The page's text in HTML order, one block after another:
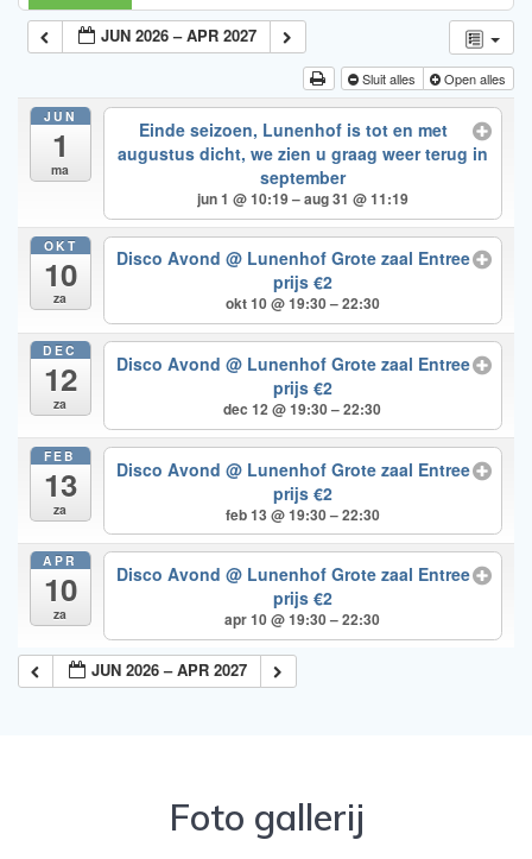
JUN 2026 – APR 2027
Sluit alles Open alles
JUN
1
ma
Einde seizoen, Lunenhof is tot en met
augustus dicht, we zien u graag weer terug in
september
jun 1 @ 10:19 – aug 31 @ 11:19
OKT
10
za
Disco Avond @ Lunenhof Grote zaal Entree
prijs €2
okt 10 @ 19:30 – 22:30
DEC
12
za
Disco Avond @ Lunenhof Grote zaal Entree
prijs €2
dec 12 @ 19:30 – 22:30
FEB
13
za
Disco Avond @ Lunenhof Grote zaal Entree
prijs €2
feb 13 @ 19:30 – 22:30
APR
10
za
Disco Avond @ Lunenhof Grote zaal Entree
prijs €2
apr 10 @ 19:30 – 22:30
JUN 2026 – APR 2027
Foto gallerij